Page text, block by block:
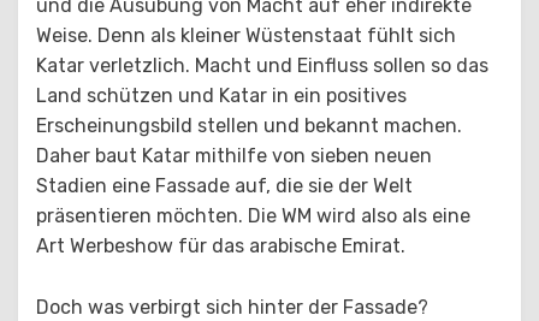
und die Ausübung von Macht auf eher indirekte
Weise. Denn als kleiner Wüstenstaat fühlt sich
Katar verletzlich. Macht und Einfluss sollen so das
Land schützen und Katar in ein positives
Erscheinungsbild stellen und bekannt machen.
Daher baut Katar mithilfe von sieben neuen
Stadien eine Fassade auf, die sie der Welt
präsentieren möchten. Die WM wird also als eine
Art Werbeshow für das arabische Emirat.
Doch was verbirgt sich hinter der Fassade?